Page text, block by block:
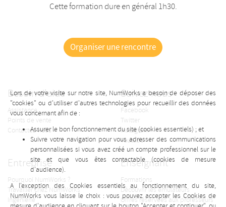
Cette formation dure en général 1h30.
Organiser une rencontre
Lors de votre visite sur notre site, NumWorks a besoin de déposer des
"cookies" ou d'utiliser d'autres technologies pour recueillir des données
vous concernant afin de :
Assurer le bon fonctionnement du site (cookies essentiels) ; et
Suivre votre navigation pour vous adresser des communications
personnalisées si vous avez créé un compte professionnel sur le
site et que vous êtes contactable (cookies de mesure
d'audience).
A l'exception des Cookies essentiels au fonctionnement du site,
NumWorks vous laisse le choix : vous pouvez accepter les Cookies de
Besoin d'aide
Assistance
Points de vente
Contactez-nous
Suivez-nous
Facebook
Twitter
Instagram
Youtube
Entreprise
Pourquoi NumWorks ?
Travailler chez NumWorks
Ingénierie
Enseignant
Formations
Découvrir les émulateurs
Offres réservées aux professeurs